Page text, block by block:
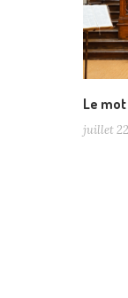
Le
juillet